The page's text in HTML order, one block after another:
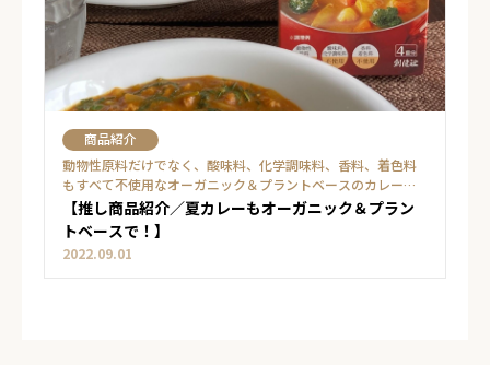
商品紹介
動物性原料だけでなく、酸味料、化学調味料、香料、着色料
もすべて不使用なオーガニック＆プラントベースのカレーで
す！
【推し商品紹介／夏カレーもオーガニック＆プラン
トベースで！】
2022.09.01